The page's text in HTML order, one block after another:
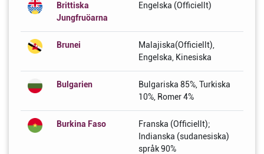
Brittiska
Jungfruöarna
Engelska (Officiellt)
Brunei
Malajiska(Officiellt),
Engelska, Kinesiska
Bulgarien
Bulgariska 85%, Turkiska
10%, Romer 4%
Burkina Faso
Franska (Officiellt);
Indianska (sudanesiska)
språk 90%